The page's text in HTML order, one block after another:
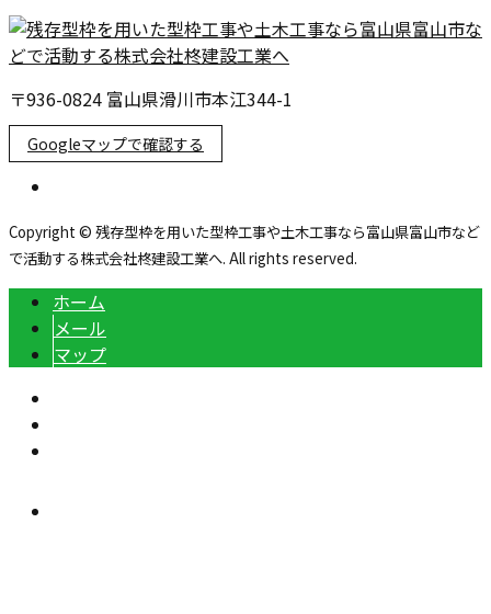
〒936-0824 富山県滑川市本江344-1
Googleマップで確認する
Copyright © 残存型枠を用いた型枠工事や土木工事なら富山県富山市など
で活動する株式会社柊建設工業へ. All rights reserved.
ホーム
メール
マップ